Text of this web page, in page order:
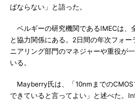
ばならない」と語った。
ベルギーの研究機関であるIMECは、
と協力関係にある。2日間の年次フォ
ニアリング部門のマネジャーや重役が
いる。
Mayberry氏は、「10nmまでのCMOS
できていると言ってよい」と述べた。